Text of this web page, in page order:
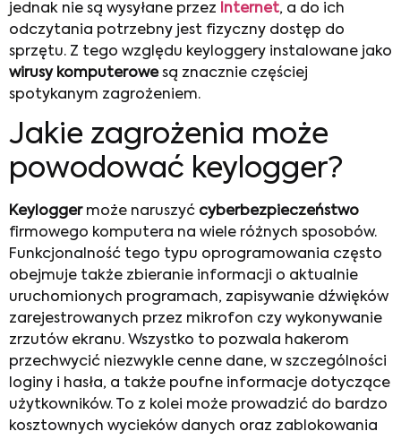
jednak nie są wysyłane przez Internet, a do ich
odczytania potrzebny jest fizyczny dostęp do
sprzętu. Z tego względu keyloggery instalowane jako
wirusy komputerowesą znacznie częściej
spotykanym zagrożeniem.
Jakie zagrożenia może
powodować keylogger?
Keyloggermoże naruszyć cyberbezpieczeństwo
firmowego komputera na wiele różnych sposobów.
Funkcjonalność tego typu oprogramowania często
obejmuje także zbieranie informacji o aktualnie
uruchomionych programach, zapisywanie dźwięków
zarejestrowanych przez mikrofon czy wykonywanie
zrzutów ekranu. Wszystko to pozwala hakerom
przechwycić niezwykle cenne dane, w szczególności
loginy i hasła, a także poufne informacje dotyczące
użytkowników. To z kolei może prowadzić do bardzo
kosztownych wycieków danych oraz zablokowania